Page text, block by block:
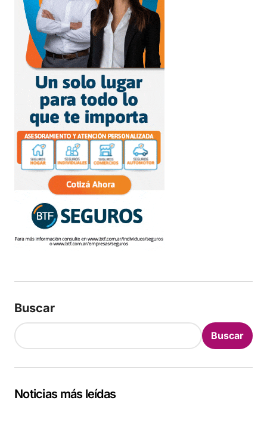
Buscar
Buscar
Noticias más leídas